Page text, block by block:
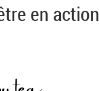
en action